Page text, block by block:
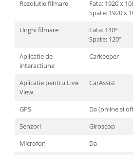
Rezolutie filmare
Fata: 1920 x
Spate: 1920 x
Unghi filmare
Fata: 140°
Spate: 120°
Aplicatie de
interactiune
Carkeeper
Aplicatie pentru Live
View
CarAssist
GPS
Da (online si
Senzori
Giroscop
Microfon
Da